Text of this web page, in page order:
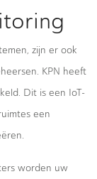
zijn er ook
KPN heeft
Dit is een IoT-
een
worden uw